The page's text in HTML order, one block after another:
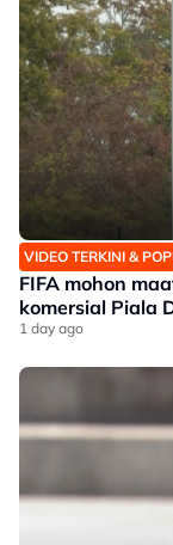
VIDEO TERKINI &
FIFA mohon
komersial Piala
1 day ago